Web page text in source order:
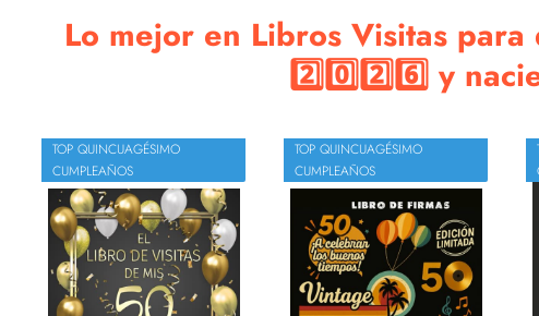
Lo mejor en Libros Visitas
2️⃣0️⃣2️⃣6️⃣ y
TOP QUINCUAGÉSIMO
CUMPLEAÑOS
TOP QUINCUAGÉSIMO
CUMPLEAÑOS